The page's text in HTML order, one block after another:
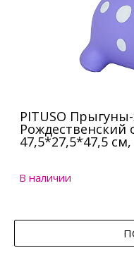
PITUSO
Рождественский
47,5*27,5*47,5
В наличии